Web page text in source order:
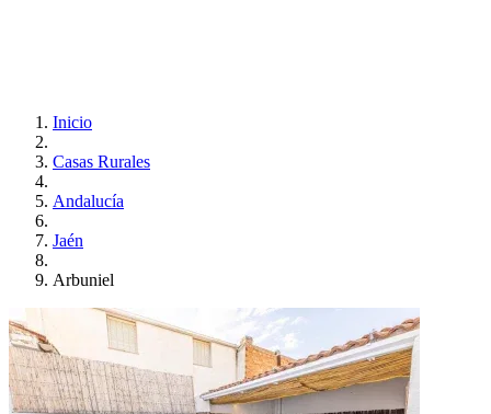
Inicio
Casas Rurales
Andalucía
Jaén
Arbuniel